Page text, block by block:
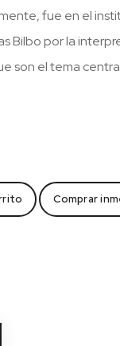
fue en el
Bilbo por la
son el tema
Comprar